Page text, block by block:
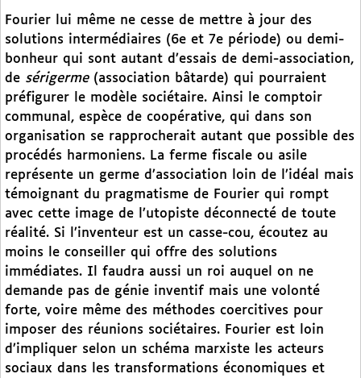
Fourier lui même ne cesse de mettre à jour des
solutions intermédiaires (6e et 7e période) ou demi-
bonheur qui sont autant d’essais de demi-association,
de sérigerme(association bâtarde) qui pourraient
préfigurer le modèle sociétaire. Ainsi le comptoir
communal, espèce de coopérative, qui dans son
organisation se rapprocherait autant que possible des
procédés harmoniens. La ferme fiscale ou asile
représente un germe d’association loin de l’idéal mais
témoignant du pragmatisme de Fourier qui rompt
avec cette image de l’utopiste déconnecté de toute
réalité. Si l’inventeur est un casse-cou, écoutez au
moins le conseiller qui offre des solutions
immédiates. Il faudra aussi un roi auquel on ne
demande pas de génie inventif mais une volonté
forte, voire même des méthodes coercitives pour
imposer des réunions sociétaires. Fourier est loin
d’impliquer selon un schéma marxiste les acteurs
sociaux dans les transformations économiques et